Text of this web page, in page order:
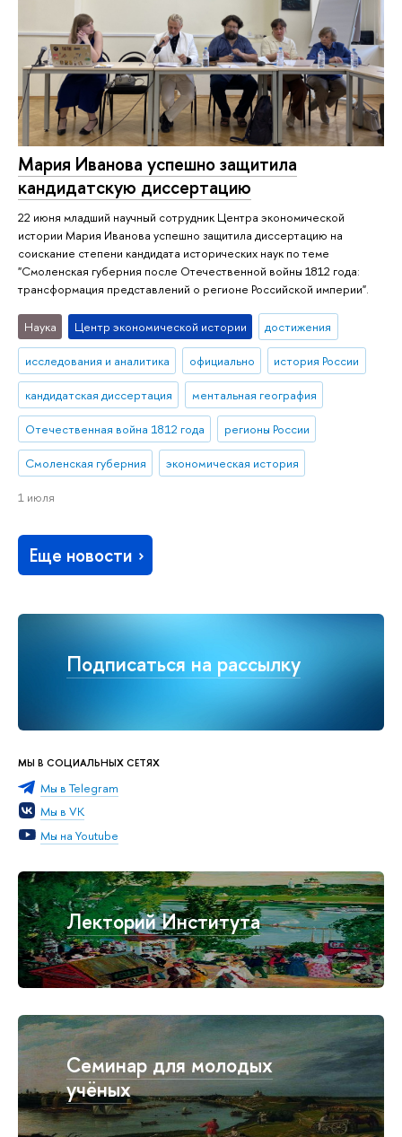
Подписаться на рассылку
МЫ В СОЦИАЛЬНЫХ СЕТЯХ
Мы в Telegram
Мы в VK
Мы на Youtube
Лекторий Института
Семинар для молодых
учёных
Мария Иванова успешно защитила
кандидатскую диссертацию
22 июня младший научный сотрудник Центра экономической
истории Мария Иванова успешно защитила диссертацию на
соискание степени кандидата исторических наук по теме
"Смоленская губерния после Отечественной войны 1812 года:
трансформация представлений о регионе Российской империи".
Наука Центр экономической истории достижения
исследования и аналитика официально история России
кандидатская диссертация ментальная география
Отечественная война 1812 года регионы России
Смоленская губерния экономическая история
1 июля
Еще новости